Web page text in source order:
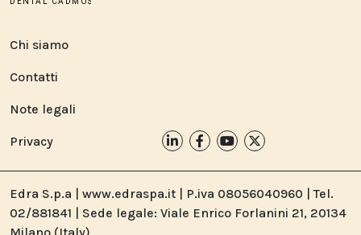
Chi siamo
Contatti
Note legali
Privacy
Edra S.p.a | www.edraspa.it | P.iva 08056040960 | Tel.
02/881841 | Sede legale: Viale Enrico Forlanini 21, 20134